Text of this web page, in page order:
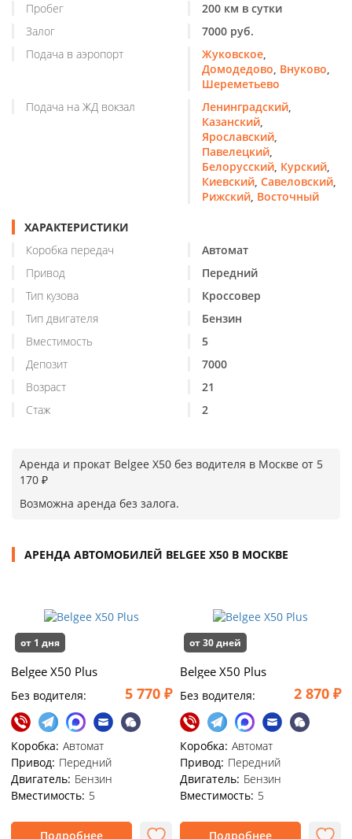
Пробег
200 км в сутки
Залог
7000 руб.
Подача в аэропорт
Жуковское,
Домодедово, Внуково,
Шереметьево
Подача на ЖД вокзал
Ленинградский,
Казанский,
Ярославский,
Павелецкий,
Белорусский, Курский,
Киевский, Савеловский,
Рижский, Восточный
ХАРАКТЕРИСТИКИ
Коробка передач
Автомат
Привод
Передний
Тип кузова
Кроссовер
Тип двигателя
Бензин
Вместимость
5
Депозит
7000
Возраст
21
Стаж
2
Аренда и прокат Belgee X50 без водителя в Москве от 5
170 ₽
Возможна аренда без залога.
АРЕНДА АВТОМОБИЛЕЙ BELGEE X50 В МОСКВЕ
от 1 дня
Belgee X50 Plus
Без водителя: 5 770 ₽
Коробка: Автомат
Привод: Передний
Двигатель: Бензин
Вместимость: 5
Подробнее
от 30 дней
Belgee X50 Plus
Без водителя: 2 870 ₽
Коробка: Автомат
Привод: Передний
Двигатель: Бензин
Вместимость: 5
Подробнее